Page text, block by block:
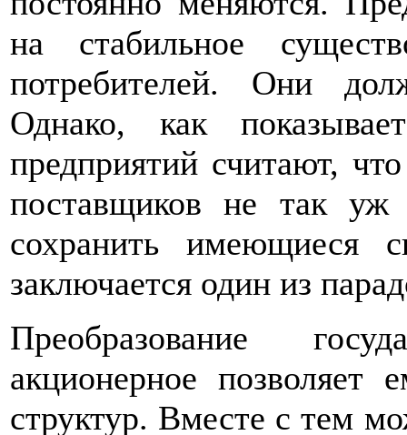
на стабильное
потребителей. Они
Однако, как
предприятий считают,
поставщиков не так уж
сохранить имеющиеся
заключается один из
Преобразование
акционерное
структур. Вместе с тем